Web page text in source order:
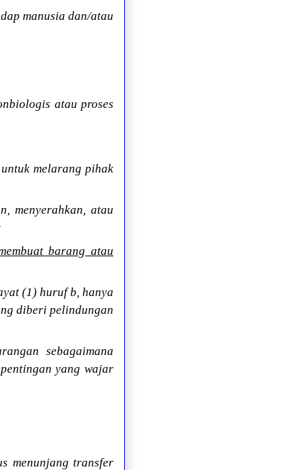
manusia dan/atau
atau proses
melarang pihak
menyerahkan, atau
barang atau
(1) huruf b, hanya
diberi pelindungan
sebagaimana
yang wajar
menunjang transfer